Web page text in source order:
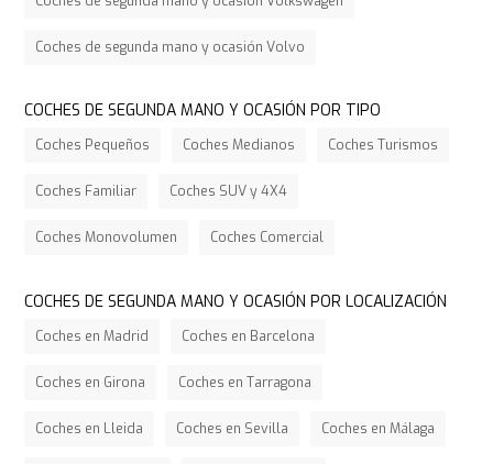
Coches de segunda mano y ocasión Volvo
COCHES DE SEGUNDA MANO Y OCASIÓN POR TIPO
Coches Pequeños Coches Medianos Coches Turismos
Coches Familiar Coches SUV y 4X4
Coches Monovolumen Coches Comercial
COCHES DE SEGUNDA MANO Y OCASIÓN POR LOCALIZACIÓN
Coches en Madrid Coches en Barcelona
Coches en Girona Coches en Tarragona
Coches en Lleida Coches en Sevilla Coches en Málaga